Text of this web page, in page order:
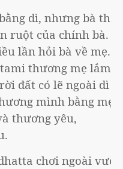
dì, nhưng bà thật
ruột của chính bà.
lần hỏi bà về mẹ.
thương mẹ lắm
đất có lẽ ngoài dì
mình bằng mẹ
thương yêu,
chơi ngoài vườn